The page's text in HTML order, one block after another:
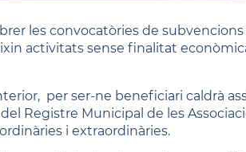
les convocatòries de
activitats sense finalitat
per ser-ne beneficiari caldrà
Registre Municipal de les
i extraordinàries.